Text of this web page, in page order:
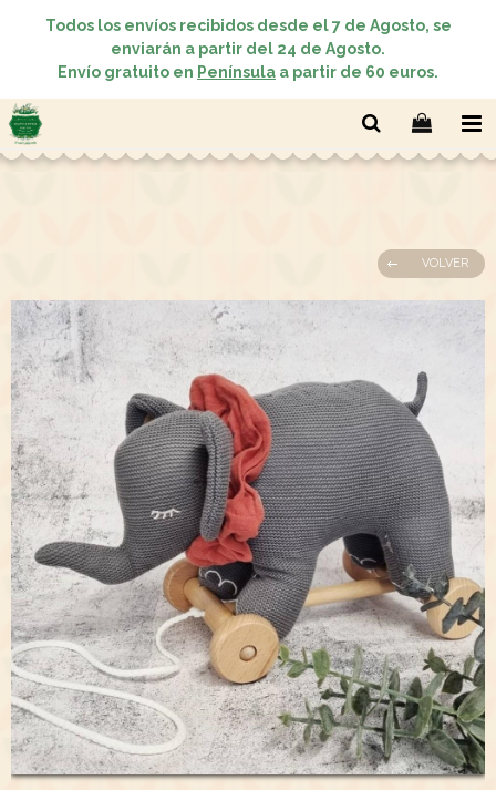
Todos los envíos recibidos desde el 7 de Agosto, se
enviarán a partir del 24 de Agosto.
Envío gratuito en Península a partir de 60 euros.
VOLVER